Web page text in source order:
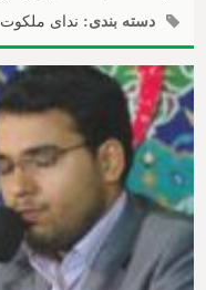
دسته بندی: ندای ملکوت